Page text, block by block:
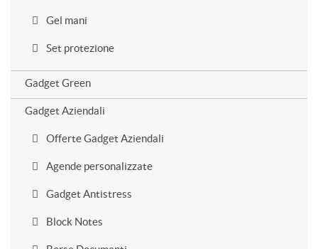
Gel mani
Set protezione
Gadget Green
Gadget Aziendali
Offerte Gadget Aziendali
Agende personalizzate
Gadget Antistress
Block Notes